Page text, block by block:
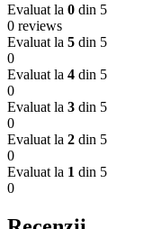
Evaluat la 0 din 5
0 reviews
Evaluat la 5 din 5
0
Evaluat la 4 din 5
0
Evaluat la 3 din 5
0
Evaluat la 2 din 5
0
Evaluat la 1 din 5
0